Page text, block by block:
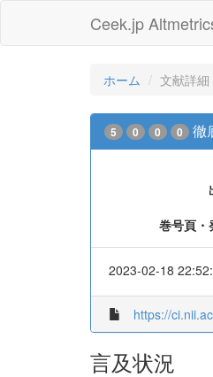
Ceek.jp
ホーム 文献詳細
5 0 0 0 徹
巻号頁・
2023-02-18
https://
言及状況